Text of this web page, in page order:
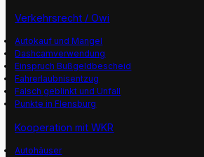
Verkehrsrecht / Owi
Autokauf und Mangel
Dashcamverwendung
Einspruch Bußgeldbescheid
Fahrerlaubnisentzug
Falsch geblinkt und Unfall
Punkte in Flensburg
Kooperation mit WKR
Autohäuser